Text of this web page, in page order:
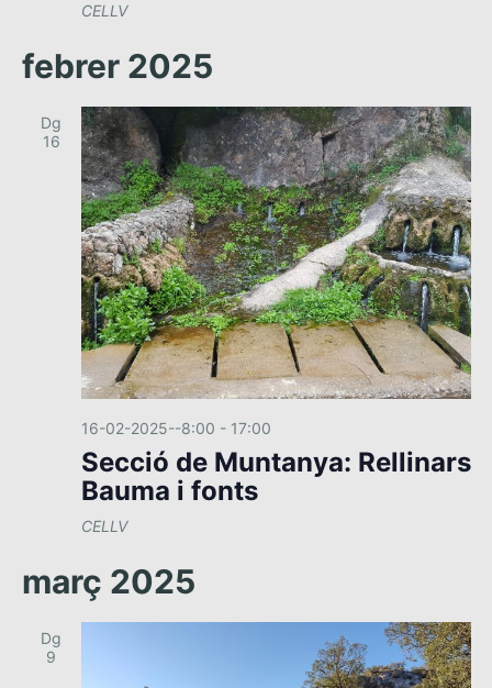
CELLV
febrer 2025
Dg
16
16-02-2025--8:00 - 17:00
Secció de Muntanya: Rellinars
Bauma i fonts
CELLV
març 2025
Dg
9